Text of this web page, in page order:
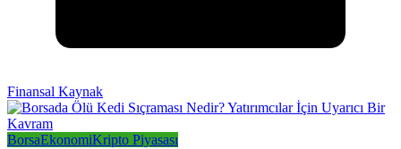
Finansal Kaynak
BorsaEkonomiKripto Piyasası